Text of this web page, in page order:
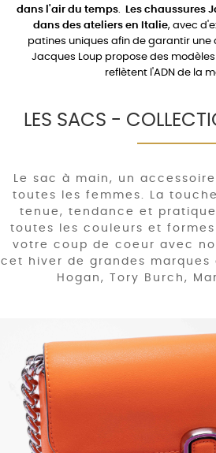
dans l'air du temps.
Les chaussures
dans des ateliers en Italie, avec
patines uniques afin de garantir une
Jacques Loup propose des
reflètent l'ADN de la
LES SACS -
Le sac à main, un
toutes les femmes. La
tenue, tendance et
toutes les couleurs et
votre coup de coeur avec
cet hiver de grandes marques
Hogan, Tory Burch,